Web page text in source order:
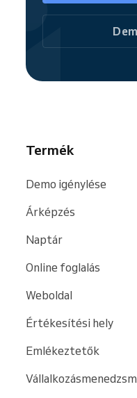
közösségi
vagy
alkalmas
Termék
Demo igénylése
Árképzés
Naptár
Online foglalás
Weboldal
Értékesítési hely
Emlékeztetők